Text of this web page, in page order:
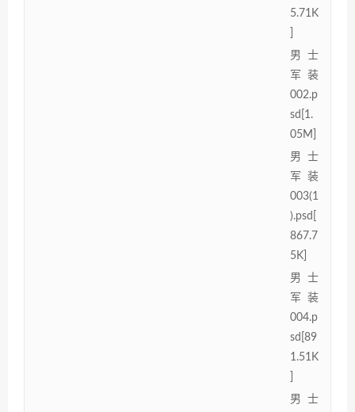
5.71K
男士
军装
002.p
sd[1.
05M]
男士
军装
003(1
).psd[
867.7
5K]
男士
军装
004.p
sd[89
1.51K
男士